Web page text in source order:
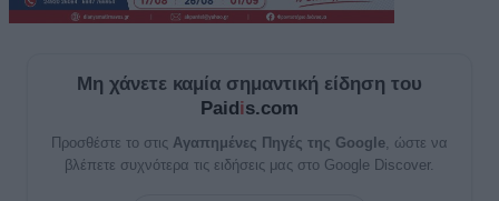
Μη χάνετε καμία σημαντική είδηση του
Paidis.com
Προσθέστε το στις Αγαπημένες Πηγές της Google, ώστε να
βλέπετε συχνότερα τις ειδήσεις μας στο Google Discover.